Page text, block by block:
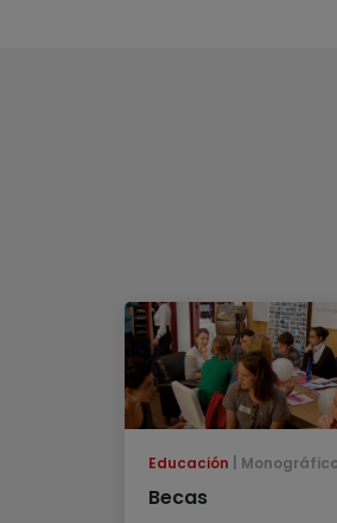
Educación
Becas